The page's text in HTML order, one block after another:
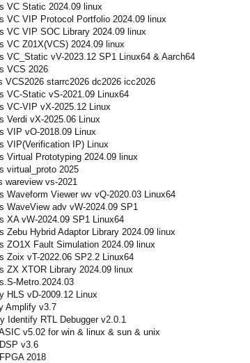
VC Static 2024.09 linux
VC VIP Protocol Portfolio 2024.09 linux
VC VIP SOC Library 2024.09 linux
VC Z01X(VCS) 2024.09 linux
VC_Static vV-2023.12 SP1 Linux64 & Aarch64
VCS 2026
VCS2026 starrc2026 dc2026 icc2026
VC-Static vS-2021.09 Linux64
VC-VIP vX-2025.12 Linux
Verdi vX-2025.06 Linux
VIP vO-2018.09 Linux
VIP(Verification IP) Linux
Virtual Prototyping 2024.09 linux
virtual_proto 2025
wareview vs-2021
Waveform Viewer wv vQ-2020.03 Linux64
WaveView adv vW-2024.09 SP1
XA vW-2024.09 SP1 Linux64
Zebu Hybrid Adaptor Library 2024.09 linux
ZO1X Fault Simulation 2024.09 linux
Zoix vT-2022.06 SP2.2 Linux64
ZX XTOR Library 2024.09 linux
Metro.2024.03
HLS vD-2009.12 Linux
Amplify v3.7
Identify RTL Debugger v2.0.1
v5.02 for win & linux & sun & unix
v3.6
2018